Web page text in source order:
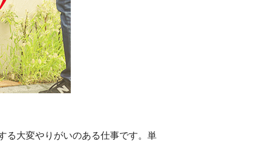
る大変やりがいのある仕事です。単